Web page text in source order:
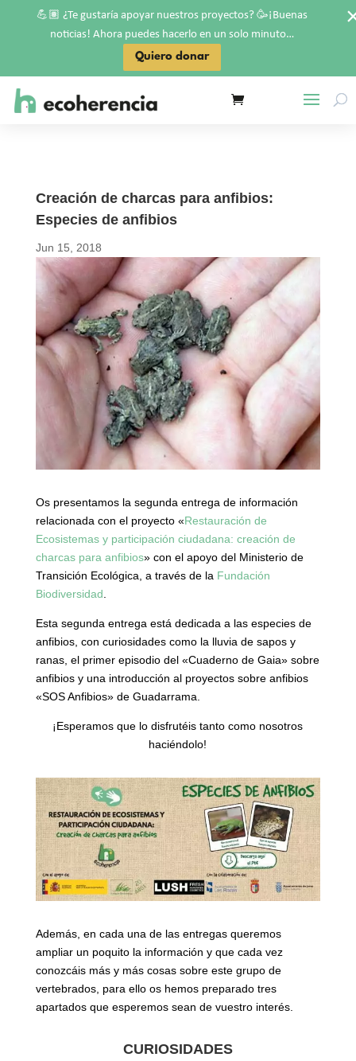
Creación de charcas para anfibios:
Especies de anfibios
Jun 15, 2018
Os presentamos la segunda entrega de información
relacionada con el proyecto «Restauración de
Ecosistemas y participación ciudadana: creación de
charcas para anfibios» con el apoyo del Ministerio de
Transición Ecológica, a través de la Fundación
Biodiversidad
Esta segunda entrega está dedicada a las especies de
anfibios, con curiosidades como la lluvia de sapos y
ranas, el primer episodio del «Cuaderno de Gaia» sobre
anfibios y una introducción al proyectos sobre anfibios
«SOS Anfibios» de Guadarrama.
¡Esperamos que lo disfrutéis tanto como nosotros
haciéndolo!
Además, en cada una de las entregas queremos
ampliar un poquito la información y que cada vez
conozcáis más y más cosas sobre este grupo de
vertebrados, para ello os hemos preparado tres
apartados que esperemos sean de vuestro interés.
CURIOSIDADES
💪🏽 ¿Te gustaría apoyar nuestros proyectos? 🥳¡Buenas
noticias! Ahora puedes hacerlo en un solo minuto…
Quiero donar